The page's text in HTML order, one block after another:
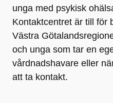
unga med psykisk
Kontaktcentret är till för
Västra
och unga som tar en
vårdnadshavare eller
att ta kontakt.